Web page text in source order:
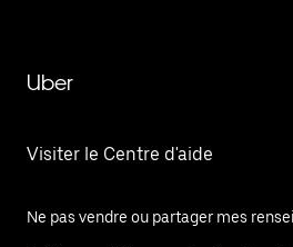
Uber
Visiter le Centre d'aide
Ne pas vendre ou partager mes